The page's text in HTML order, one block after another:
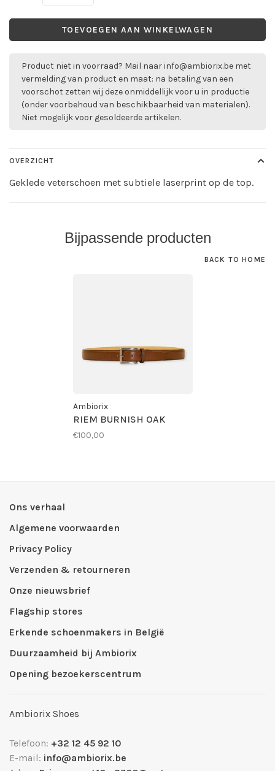
TOEVOEGEN AAN WINKELWAGEN
Product niet in voorraad? Mail naarinfo@ambiorix.be met
vermelding van product en maat: na betaling van een
voorschot zetten wij deze onmiddellijk voor u in productie
(onder voorbehoud van beschikbaarheid van materialen).
Niet mogelijk voor gesoldeerde artikelen.
OVERZICHT
Geklede veterschoen met subtiele laserprint op de top.
Bijpassende producten
BACK TO HOME
Ambiorix
RIEM BURNISH OAK
€100,00
Ons verhaal
Algemene voorwaarden
Privacy Policy
Verzenden & retourneren
Onze nieuwsbrief
Flagship stores
Erkende schoenmakers in België
Duurzaamheid bij Ambiorix
Opening bezoekerscentrum
Ambiorix Shoes
Telefoon: +32 12 45 92 10
E-mail: info@ambiorix.be